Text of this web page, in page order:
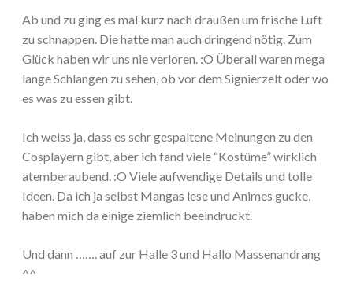
Ab und zu ging es mal kurz nach draußen um frische Luft
zu schnappen. Die hatte man auch dringend nötig. Zum
Glück haben wir uns nie verloren. :O Überall waren mega
lange Schlangen zu sehen, ob vor dem Signierzelt oder wo
es was zu essen gibt.
Ich weiss ja, dass es sehr gespaltene Meinungen zu den
Cosplayern gibt, aber ich fand viele “Kostüme” wirklich
atemberaubend. :O Viele aufwendige Details und tolle
Ideen. Da ich ja selbst Mangas lese und Animes gucke,
haben mich da einige ziemlich beeindruckt.
Und dann ……. auf zur Halle 3 und Hallo Massenandrang
^^